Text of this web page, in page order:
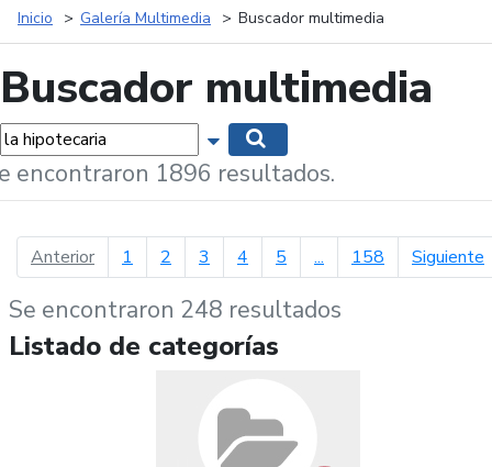
Inicio Galería Multimedia Buscador multimedia
Buscador multimedia
Mostrar opciones de búsqueda
encontraron 1896 resultados.
Anteriorpágina anterior
1 2 3 4 5 ... 158 Siguiente
Se encontraron 248 resultados
Listado de categorías